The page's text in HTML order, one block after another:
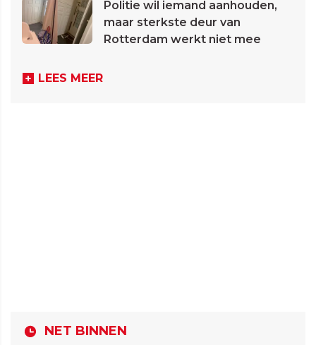
Politie wil iemand aanhouden,
maar sterkste deur van
Rotterdam werkt niet mee
LEES MEER
NET BINNEN